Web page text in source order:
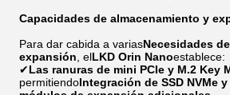
Capacidades de almacenamiento y
Para dar cabida a variasNecesidades
expansión , elLKD Orin Nanoestablece:
✔Las ranuras de mini PCIe y M.2 Key
permitiendoIntegración de SSD NVMe